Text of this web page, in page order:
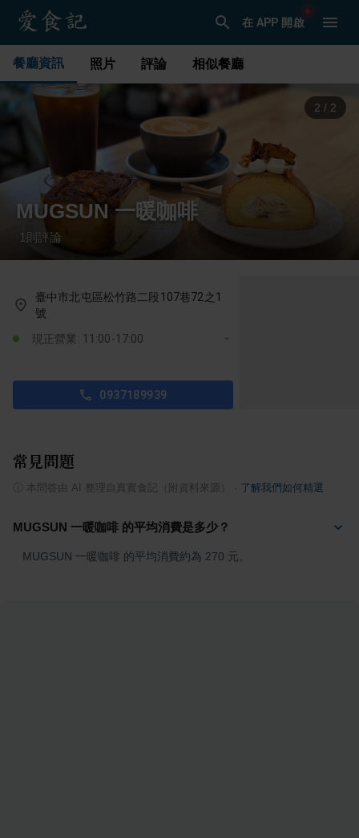
在 APP 開啟
餐廳資訊 照片 評論 相似餐廳
1 / 2
MUGSUN 一暖咖啡
1 則評論
臺中市北屯區松竹路二段107巷72之1
號
現正營業: 11:00-17:00
0937189939
常見問題
本問答由 AI 整理自真實食記（附資料來源） 了解我們如何精選
MUGSUN 一暖咖啡 的平均消費是多少？
MUGSUN 一暖咖啡 的平均消費約為 270 元。